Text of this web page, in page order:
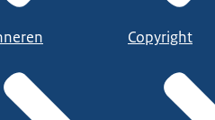
Copyright